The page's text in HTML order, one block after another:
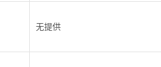
无提供